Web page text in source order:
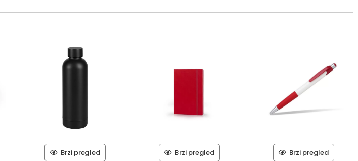
Brzi pregled Brzi pregled Brzi pregled